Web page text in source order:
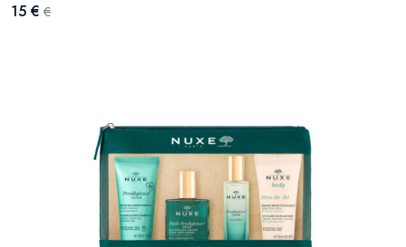
15 € €